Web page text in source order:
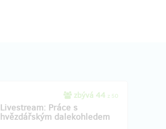
zbývá 44 z 50
Livestream: Práce s
hvězdářským dalekohledem